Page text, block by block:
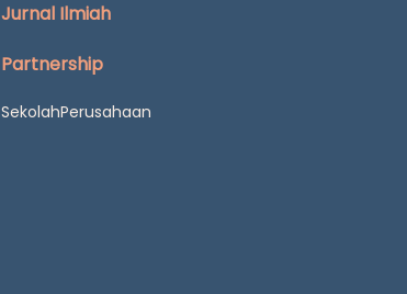
Jurnal Ilmiah
Partnership
SekolahPerusahaan